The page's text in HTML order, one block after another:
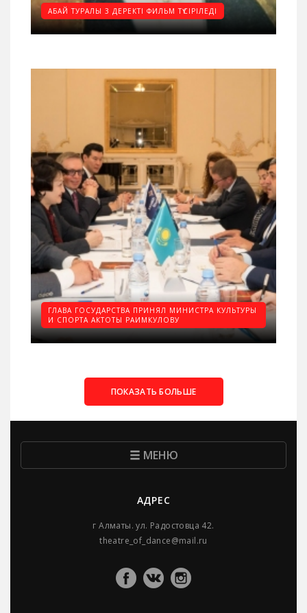
АБАЙ ТУРАЛЫ 3 ДЕРЕКТІ ФИЛЬМ ТҮСІРІЛЕДІ
ГЛАВА ГОСУДАРСТВА ПРИНЯЛ МИНИСТРА КУЛЬТУРЫ
И СПОРТА АКТОТЫ РАИМКУЛОВУ
ПОКАЗАТЬ БОЛЬШЕ
МЕНЮ
АДРЕС
г Алматы. ул. Радостовца 42.
theatre_of_dance@mail.ru